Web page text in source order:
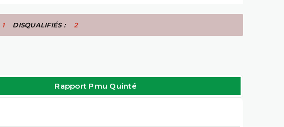
1 DISQUALIFIÉS : 2
Rapport Pmu Quinté